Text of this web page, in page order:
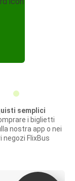
semplici
i biglietti
nostra app o nei
negozi FlixBus